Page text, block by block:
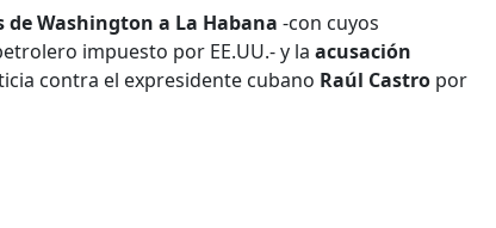
Washington a La Habana -con cuyos
impuesto por EE.UU.- y la acusación
contra el expresidente cubano Raúl Castro por